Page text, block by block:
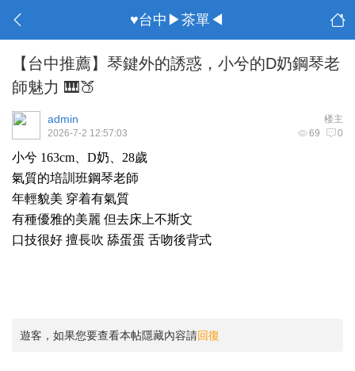
♥台中▶茶單◀
【台中推薦】琴鍵外的誘惑，小兮的D奶鋼琴老
師魅力 🎹🍑
楼主
admin
69 0
2026-7-2 12:57:03
小兮 163cm、D奶、28歲
氣質的培訓班鋼琴老師
年輕貌美 穿着有氣質
有種優雅的美麗 但去床上不斯文
口技很好 擅長吹 舔蛋蛋 舌吻後背式
遊客，如果您要查看本帖隱藏內容請回復